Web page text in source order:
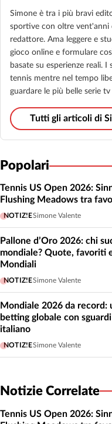
Simone è tra i più bravi
sportive con oltre vent'anni
redattore. Ama leggere e
gioco online e formulare
basate su esperienze reali.
tennis mentre nel tempo
guardare le più belle serie
Tutti gli articoli di
Popolari
Tennis US Open 2026:
Flushing Meadows tra
NOTIZIESimone Valente
Pallone d’Oro 2026: chi
mondiale? Quote, favoriti
Mondiali
NOTIZIESimone Valente
Mondiale 2026 da record:
betting globale con
italiano
NOTIZIESimone Valente
Notizie Correlate
Tennis US Open 2026: